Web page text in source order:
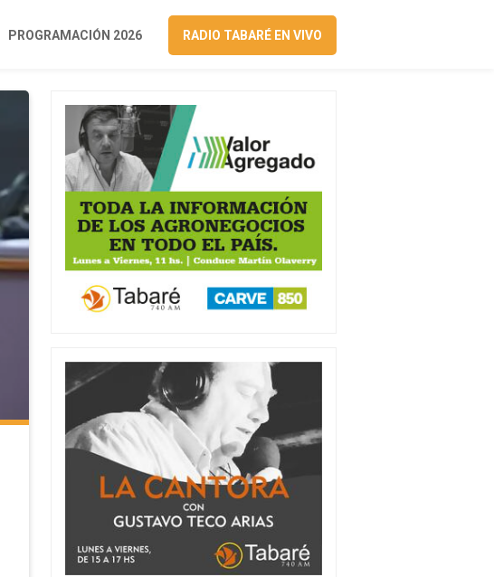
PROGRAMACIÓN 2026 RADIO TABARÉ EN VIVO